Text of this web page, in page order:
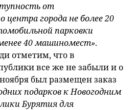
от
города не более 20
парковки
40 машиномест».
отметим, что в
все же не забыли и о
был размещен заказ
подарков к Новогодним
Бурятия для